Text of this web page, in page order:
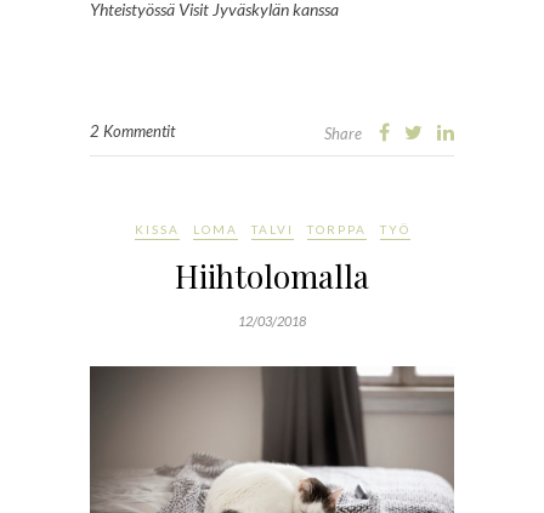
Yhteistyössä Visit Jyväskylän kanssa
2 Kommentit Share
KISSA LOMA TALVI TORPPA TYÖ
Hiihtolomalla
12/03/2018